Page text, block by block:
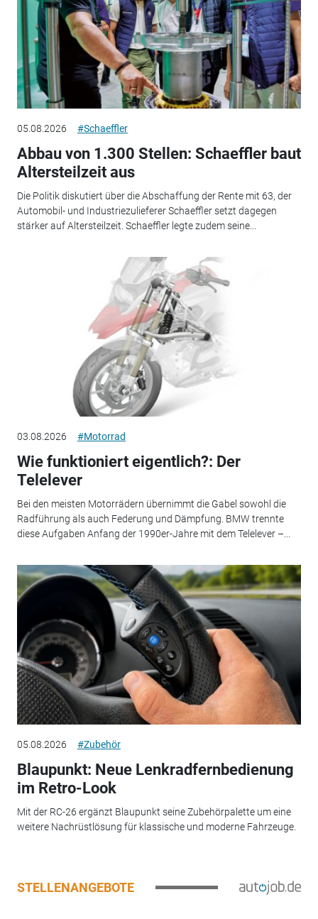
05.08.2026 #Schaeffler
Abbau von 1.300 Stellen: Schaeffler baut
Altersteilzeit aus
Die Politik diskutiert über die Abschaffung der Rente mit 63, der
Automobil- und Industriezulieferer Schaeffler setzt dagegen
stärker auf Altersteilzeit. Schaeffler legte zudem seine...
03.08.2026 #Motorrad
Wie funktioniert eigentlich?: Der
Telelever
Bei den meisten Motorrädern übernimmt die Gabel sowohl die
Radführung als auch Federung und Dämpfung. BMW trennte
diese Aufgaben Anfang der 1990er-Jahre mit dem Telelever –...
05.08.2026 #Zubehör
Blaupunkt: Neue Lenkradfernbedienung
im Retro-Look
Mit der RC-26 ergänzt Blaupunkt seine Zubehörpalette um eine
weitere Nachrüstlösung für klassische und moderne Fahrzeuge.
STELLENANGEBOTE